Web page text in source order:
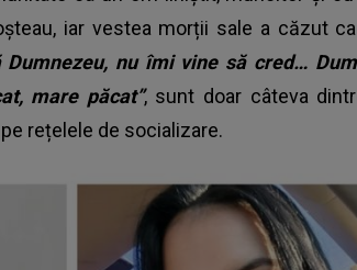
iar vestea morții sale a căzut
Dumnezeu, nu îmi vine să cred…
mare păcat”, sunt doar câteva
rețelele de socializare.